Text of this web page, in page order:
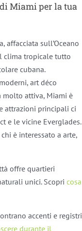
Miami per la tua
affacciata sull’Oceano
clima tropicale tutto
cubana.
art déco
molto attiva, Miami è
attrazioni principali ci
e le vicine Everglades.
è interessato a arte,
offre quartieri
unici. Scopri cosa
accenti e registri
durante il